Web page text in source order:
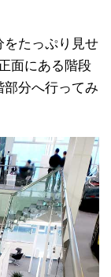
をたっぷり見せ
面にある階段
部分へ行ってみ